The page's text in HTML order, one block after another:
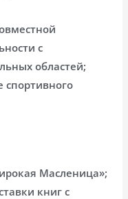
с
областей;
спортивного
Масленица»;
книг с